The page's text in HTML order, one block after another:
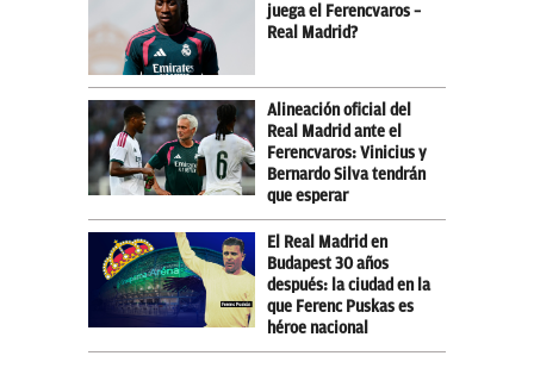
juega el Ferencvaros –
Real Madrid?
Alineación oficial del
Real Madrid ante el
Ferencvaros: Vinicius y
Bernardo Silva tendrán
que esperar
El Real Madrid en
Budapest 30 años
después: la ciudad en la
que Ferenc Puskas es
héroe nacional